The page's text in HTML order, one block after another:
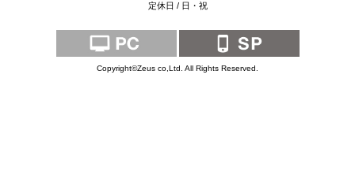
定休日 / 日・祝
Copyright©Zeus co,Ltd. All Rights Reserved.